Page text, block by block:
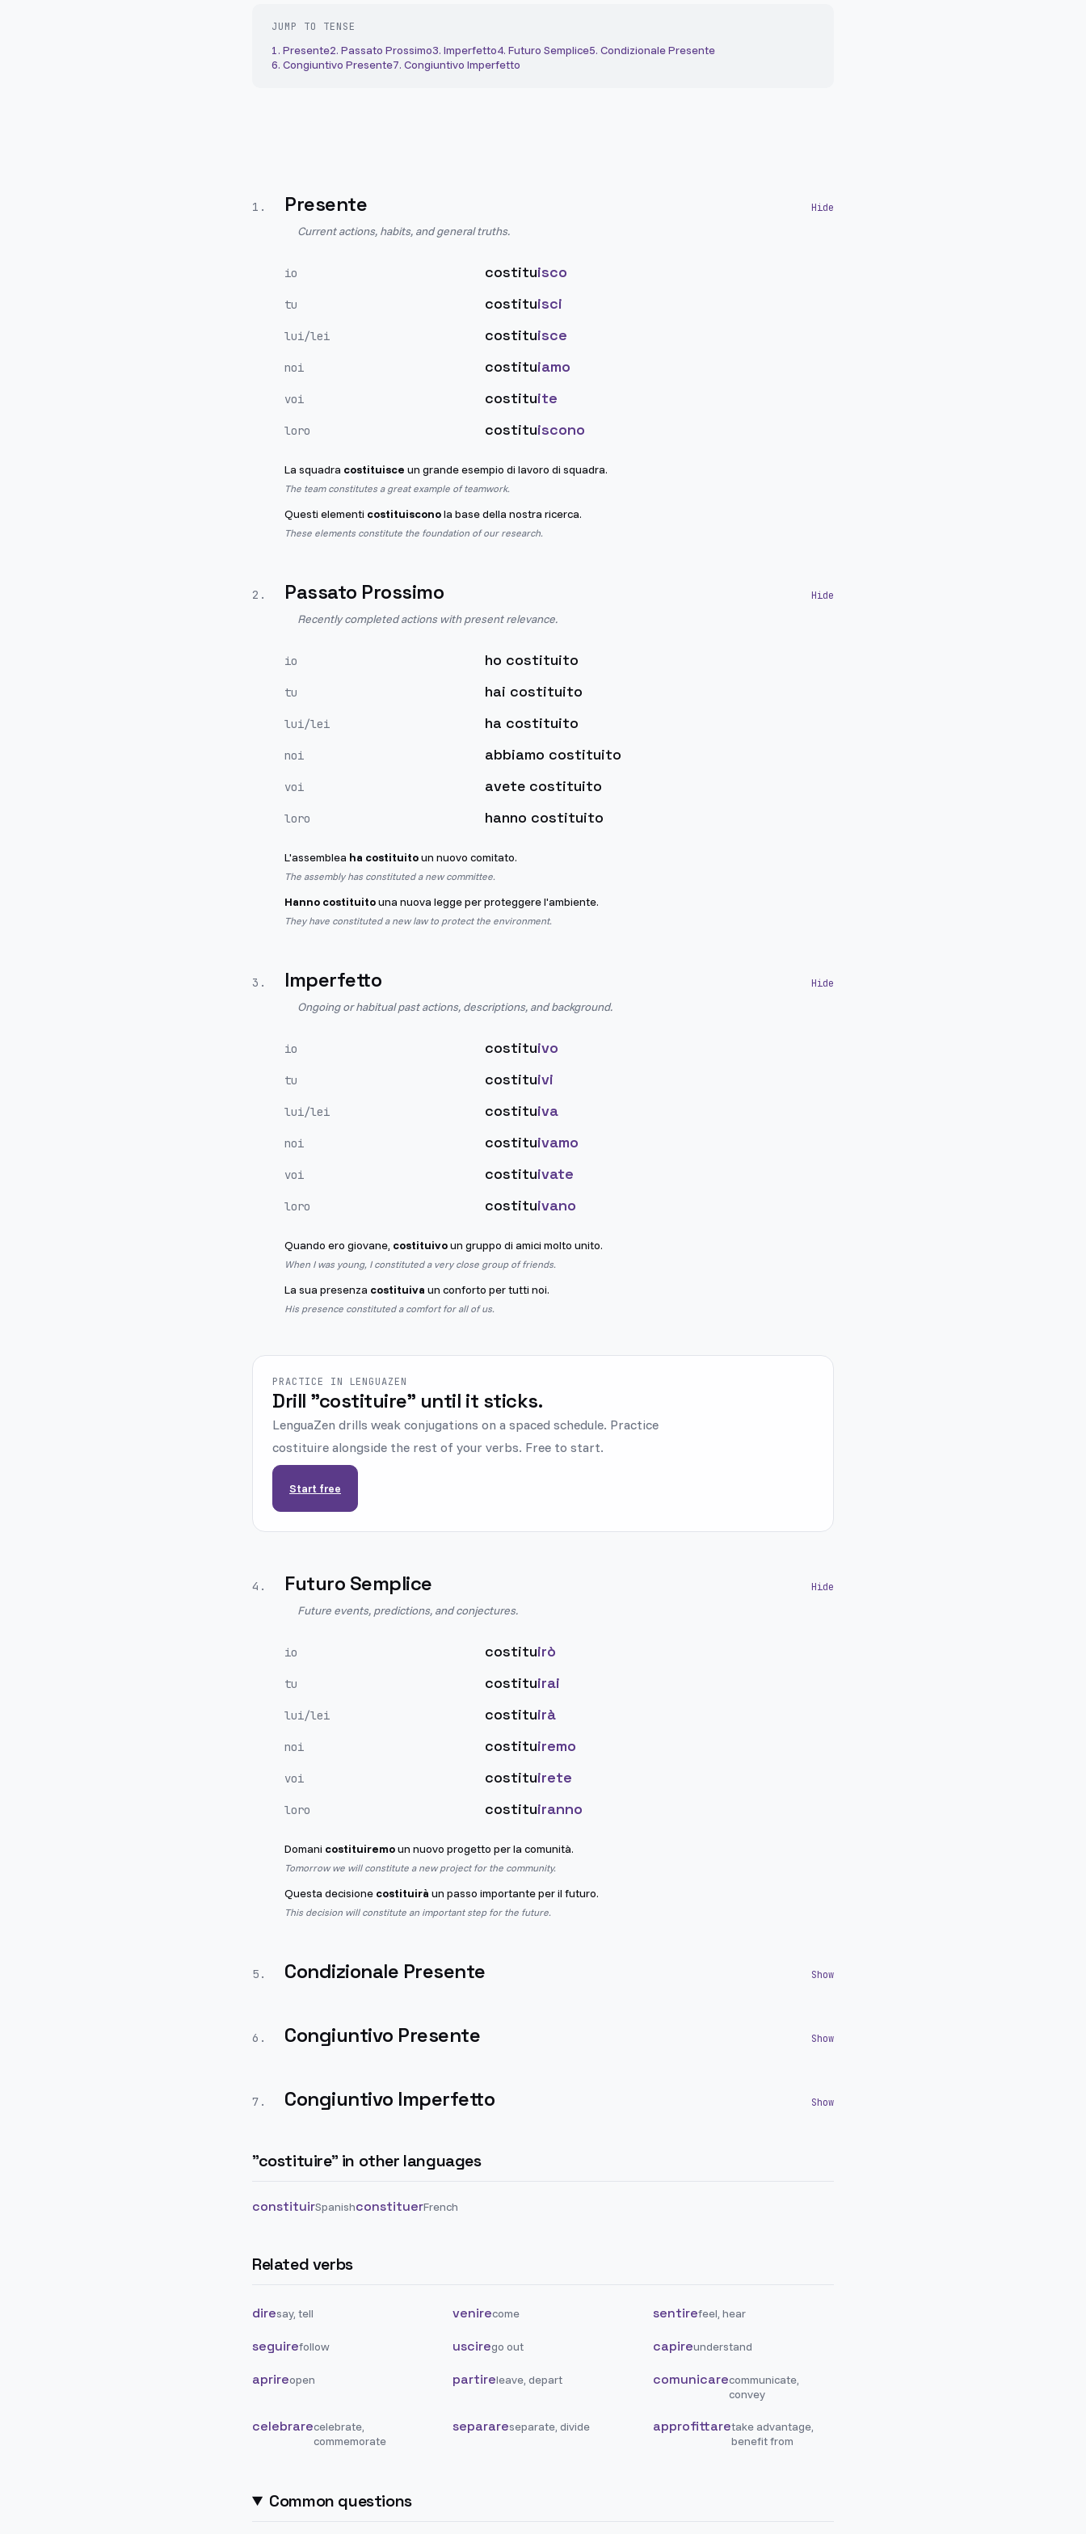
JUMP TO TENSE
1. Presente2. Passato Prossimo3. Imperfetto4. Futuro Semplice5. Condizionale Presente
6. Congiuntivo Presente7. Congiuntivo Imperfetto
1 . Presente
Current actions, habits, and general truths.
io costituisco
tu costituisci
lui/lei costituisce
noi costituiamo
voi costituite
loro costituiscono
La squadra costituisce un grande esempio di lavoro di squadra.
The team constitutes a great example of teamwork.
Questi elementi costituisconola base della nostra ricerca.
These elements constitute the foundation of our research.
2 . Passato Prossimo
Recently completed actions with present relevance.
io ho costituito
tu hai costituito
lui/lei ha costituito
noi abbiamo costituito
voi avete costituito
loro hanno costituito
L'assemblea ha costituitoun nuovo comitato.
The assembly has constituted a new committee.
Hanno costituitouna nuova legge per proteggere l'ambiente.
They have constituted a new law to protect the environment.
3 . Imperfetto
Ongoing or habitual past actions, descriptions, and background.
io costituivo
tu costituivi
lui/lei costituiva
noi costituivamo
voi costituivate
loro costituivano
Quando ero giovane, costituivoun gruppo di amici molto unito.
When I was young, I constituted a very close group of friends.
La sua presenza costituiva un conforto per tutti noi.
His presence constituted a comfort for all of us.
PRACTICE IN LENGUAZEN
Drill "costituire" until it sticks.
LenguaZen drills weak conjugations on a spaced schedule. Practice
costituire alongside the rest of your verbs. Free to start.
Start free
4 . Futuro Semplice
Future events, predictions, and conjectures.
io costituirò
tu costituirai
lui/lei costituirà
noi costituiremo
voi costituirete
loro costituiranno
Domani costituiremoun nuovo progetto per la comunità.
Tomorrow we will constitute a new project for the community.
Questa decisione costituirà un passo importante per il futuro.
This decision will constitute an important step for the future.
5 . Condizionale Presente
6 . Congiuntivo Presente
7 . Congiuntivo Imperfetto
"costituire" in other languages
constituirSpanishconstituerFrench
Related verbs
diresay, tell venirecome sentirefeel, hear
seguirefollow uscirego out capireunderstand
aprireopen partireleave, depart comunicarecommunicate,
convey
celebrarecelebrate,
commemorate
separareseparate, divide approfittaretake advantage,
benefit from
Common questions